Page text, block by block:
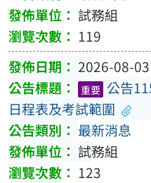
試務組
119
2026-08-03
重要 公告
日程表及考試範圍
最新消息
試務組
123